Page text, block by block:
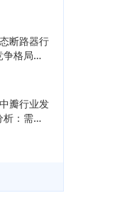
能化转
断路器行
格局分
技术，
「图」
瓣行业发
析：需求
发展前